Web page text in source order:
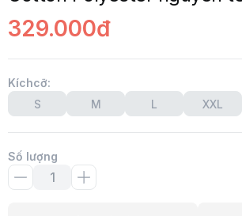
329.000đ
Kíchcỡ:
S
M L XXL
Số lượng